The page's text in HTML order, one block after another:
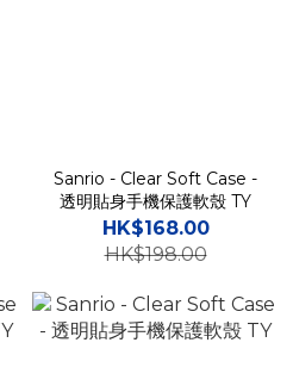
Sanrio - Clear Soft Case -
透明貼身手機保護軟殼 TY
HK$168.00
HK$198.00